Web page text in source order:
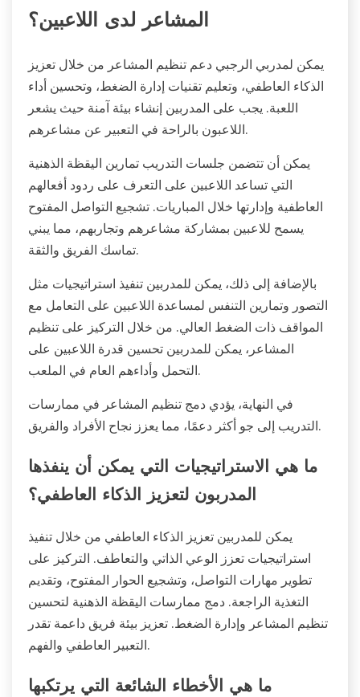
المشاعر لدى اللاعبين؟
يمكن لمدربي الرجبي دعم تنظيم المشاعر من خلال تعزيز
الذكاء العاطفي، وتعليم تقنيات إدارة الضغط، وتحسين أداء
اللعبة. يجب على المدربين إنشاء بيئة آمنة حيث يشعر
اللاعبون بالراحة في التعبير عن مشاعرهم.
يمكن أن تتضمن جلسات التدريب تمارين اليقظة الذهنية
التي تساعد اللاعبين على التعرف على ردود أفعالهم
العاطفية وإدارتها خلال المباريات. تشجيع التواصل المفتوح
يسمح للاعبين بمشاركة مشاعرهم وتجاربهم، مما يبني
تماسك الفريق والثقة.
بالإضافة إلى ذلك، يمكن للمدربين تنفيذ استراتيجيات مثل
التصور وتمارين التنفس لمساعدة اللاعبين على التعامل مع
المواقف ذات الضغط العالي. من خلال التركيز على تنظيم
المشاعر، يمكن للمدربين تحسين قدرة اللاعبين على
التحمل وأداءهم العام في الملعب.
في النهاية، يؤدي دمج تنظيم المشاعر في ممارسات
التدريب إلى جو أكثر دعمًا، مما يعزز نجاح الأفراد والفريق.
ما هي الاستراتيجيات التي يمكن أن ينفذها
المدربون لتعزيز الذكاء العاطفي؟
يمكن للمدربين تعزيز الذكاء العاطفي من خلال تنفيذ
استراتيجيات تعزز الوعي الذاتي والتعاطف. التركيز على
تطوير مهارات التواصل، وتشجيع الحوار المفتوح، وتقديم
التغذية الراجعة. دمج ممارسات اليقظة الذهنية لتحسين
تنظيم المشاعر وإدارة الضغط. تعزيز بيئة فريق داعمة تقدر
التعبير العاطفي والفهم.
ما هي الأخطاء الشائعة التي يرتكبها